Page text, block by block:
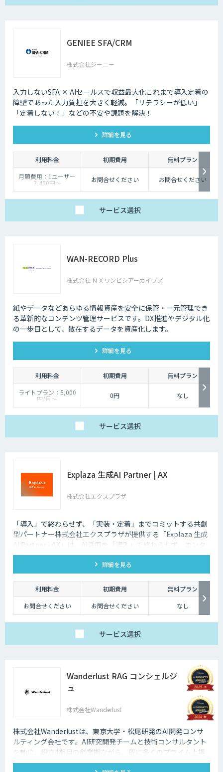
GENIEE SFA/CRM
株式会社ジーニー
入力しないSFA × AIセールスで収益最大化これまで導入定着の
障壁であった入力負担を大きく軽減。「リテラシーが低い」
「定着しない！」などの不安や課題を解決！
詳細を見る
利用料金 初期費用
無料プラン
月額費用：1ユーザー
3,450円〜 お問合せください お問合せください
サービス選択
WAN-RECORD Plus
株式会社 ＮＸワンビシアーカイブズ
紙やデータなどあらゆる情報資産を安全に保管・一元管理でき
る革新的なコンテンツ管理サービスです。DX推進やデジタル化
の一歩目として、散在するデータを資産化します。
詳細を見る
利用料金 初期費用
無料プラン
ライトプラン：5,000
円/月〜
ベーシックプラン：
0円 なし
サービス選択
Explaza 生成AI Partner | AX
株式会社エクスプラザ
「導入」で終わらせず、「実装・定着」までコミットする共創
型パートナー株式会社エクスプラザが提供する「Explaza 生成
AI Partner | AX」は、AI活用を「導入」で終わらせず、エンタ
ープライズ企業レベルでの実装を見据えたAXを伴走支援しま
す。戦略立案からAIネイティブ人材・組織の構築、業務再設計
まで、一貫した支援で事業成果を創出します。
詳細を見る
利用料金 初期費用
無料プラン
お問合せください
お問合せください なし
サービス選択
Wanderlust RAG コンシェルジ
ュ
株式会社Wanderlust
株式会社Wanderlustは、東京大学・松尾研発のAI開発コンサ
ルティング会社です。AI研究開発チームと技術コンサルタント
を軸に、設立4期目の創業期ながら、既に多くのプライム上場
企業と協業実績があります。LLM技術を基盤とした社内データ